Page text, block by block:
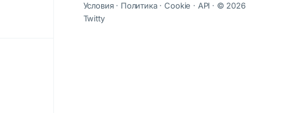
Условия· Политика·Cookie · API · © 2026
Twitty